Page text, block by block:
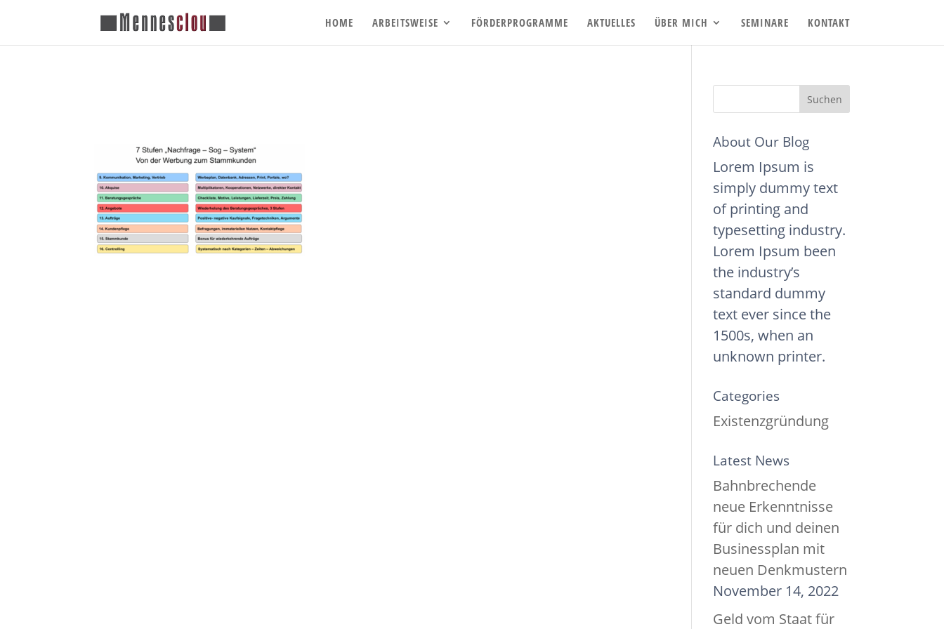
HOME ARBEITSWEISE FÖRDERPROGRAMME AKTUELLES ÜBER MICH SEMINARE KONTAKT
About Our Blog
Lorem Ipsum is
simply dummy text
of printing and
typesetting industry.
Lorem Ipsum been
the industry’s
standard dummy
text ever since the
1500s, when an
unknown printer.
Categories
Existenzgründung
Latest News
Bahnbrechende
neue Erkenntnisse
für dich und deinen
Businessplan mit
neuen Denkmustern
November 14, 2022
Geld vom Staat für